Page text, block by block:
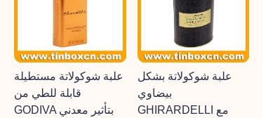
علبة شوكولاتة مستطيلة
قابلة للطي من
GODIVA بتأثير معدني
علبة شوكولاتة بشكل
بيضاوي
GHIRARDELLI مع